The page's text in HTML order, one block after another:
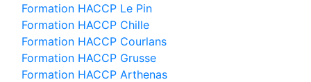
Formation HACCP Le Pin
Formation HACCP Chille
Formation HACCP Courlans
Formation HACCP Grusse
Formation HACCP Arthenas